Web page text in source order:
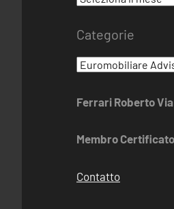
2014
Categorie
Categorie
Ferrari Roberto Via
Membro
Contatto